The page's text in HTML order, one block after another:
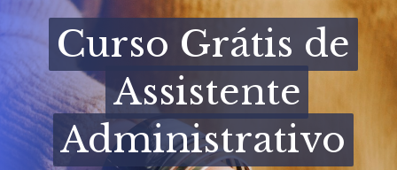
Curso Grátis de
Assistente
Administrativo
Curso Grátis de
Assistente
Administrativo